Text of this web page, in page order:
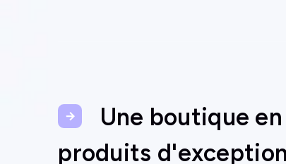
Une boutique
produits d'exception